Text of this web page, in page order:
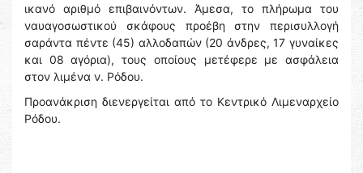
ικανό αριθμό επιβαινόντων. Άμεσα, το πλήρωμα του
ναυαγοσωστικού σκάφους προέβη στην περισυλλογή
σαράντα πέντε (45) αλλοδαπών (20 άνδρες, 17 γυναίκες
και 08 αγόρια), τους οποίους μετέφερε με ασφάλεια
στον λιμένα ν. Ρόδου.
Προανάκριση διενεργείται από το Κεντρικό Λιμεναρχείο
Ρόδου.